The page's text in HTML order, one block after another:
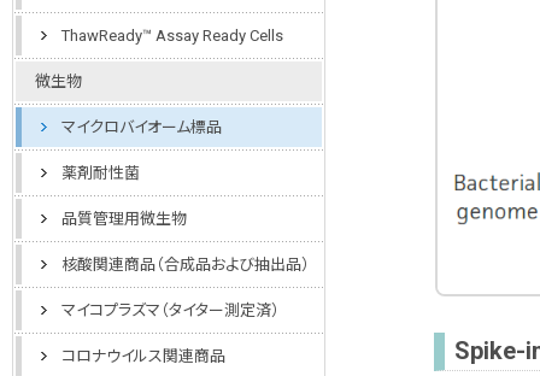
ThawReady™ Assay Ready Cells
微生物
マイクロバイオーム標品
薬剤耐性菌
品質管理用微生物
核酸関連商品（合成品および抽出品）
マイコプラズマ（タイター測定済）
コロナウイルス関連商品 Spike-